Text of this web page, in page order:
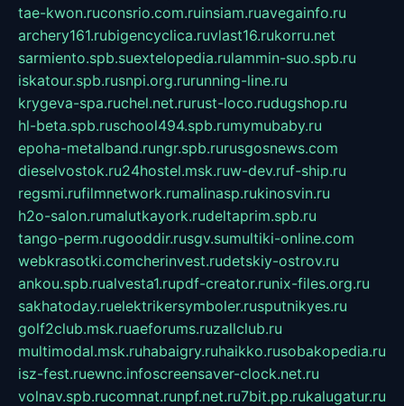
tae-kwon.ruconsrio.com.ruinsiam.ruavegainfo.ru
archery161.rubigencyclica.ruvlast16.rukorru.net
sarmiento.spb.suextelopedia.rulammin-suo.spb.ru
iskatour.spb.rusnpi.org.rurunning-line.ru
krygeva-spa.ruchel.net.rurust-loco.rudugshop.ru
hl-beta.spb.ruschool494.spb.rumymubaby.ru
epoha-metalband.rungr.spb.rurusgosnews.com
dieselvostok.ru24hostel.msk.ruw-dev.ruf-ship.ru
regsmi.rufilmnetwork.rumalinasp.rukinosvin.ru
h2o-salon.rumalutkayork.rudeltaprim.spb.ru
tango-perm.rugooddir.rusgv.sumultiki-online.com
webkrasotki.comcherinvest.rudetskiy-ostrov.ru
ankou.spb.rualvesta1.rupdf-creator.runix-files.org.ru
sakhatoday.ruelektrikersymboler.rusputnikyes.ru
golf2club.msk.ruaeforums.ruzallclub.ru
multimodal.msk.ruhabaigry.ruhaikko.rusobakopedia.ru
isz-fest.ruewnc.infoscreensaver-clock.net.ru
volnav.spb.rucomnat.runpf.net.ru7bit.pp.rukalugatur.ru